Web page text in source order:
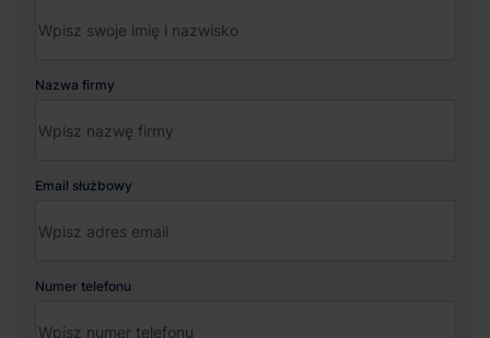
Nazwa firmy
Email służbowy
Numer telefonu